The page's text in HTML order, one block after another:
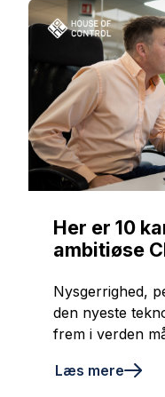
Her er 10
ambitiøse
Nysgerrighed,
den nyeste
frem i verden
Læs mere